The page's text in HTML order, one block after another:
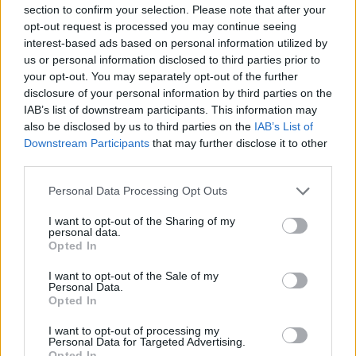
section to confirm your selection. Please note that after your
opt-out request is processed you may continue seeing
interest-based ads based on personal information utilized by
us or personal information disclosed to third parties prior to
your opt-out. You may separately opt-out of the further
disclosure of your personal information by third parties on the
IAB’s list of downstream participants. This information may
also be disclosed by us to third parties on the IAB’s List of
Downstream Participants that may further disclose it to other
Personal Data Processing Opt Outs
I want to opt-out of the Sharing of my
personal data.
Opted In
I want to opt-out of the Sale of my
Personal Data.
Opted In
I want to opt-out of processing my
Personal Data for Targeted Advertising.
špatně načasovaným renovacím
7.7.2026 | PRAHA ( Ekolist.cz
Diskuse: 2
Majitelé rodinných domů, kteří
se chystají na rekonstrukci,
získali od letošního května
nový nástroj, který jim má
pomoci vyhnout se zbytečným
chybám a špatně načasovaným investicím. Ministerstvo životního
prostředí letos připravilo systém renovačních pasů, které mají
sloužit jako efektivní plán modernizace domu a usnadnit cestu k
Jak čápi přežili horka a bouřky? Zapojte se do
sledování hnízd
Mláďata čápů v celém Česku
musela v minulých dnech čelit
bouřky a lijáky. Česká
společnost ornitologická (ČSO) vyzývá veřejnost, aby se zapojila do